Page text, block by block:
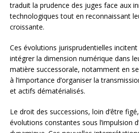
traduit la prudence des juges face aux
technologiques tout en reconnaissant
croissante.
Ces évolutions jurisprudentielles
intégrer la dimension numérique dans
matière successorale, notamment en
à l’importance d’organiser la
et actifs dématérialisés.
Le droit des successions, loin d’être
évolutions constantes sous l’impulsion